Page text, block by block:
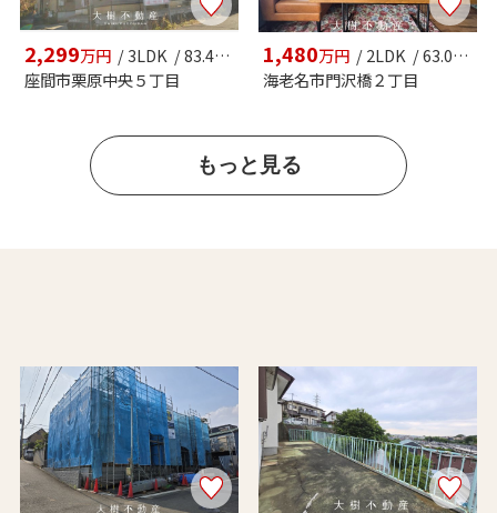
2,299万円 / 3LDK / 83.43㎡
座間市栗原中央５丁目
1,480万円 / 2LDK / 63.00㎡
海老名市門沢橋２丁目
もっと見る